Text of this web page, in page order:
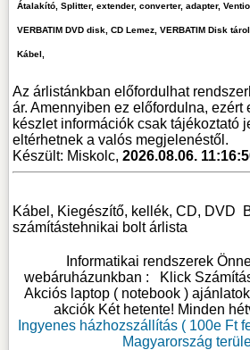
Átalakító, Splitter, extender, converter, adapter,
VERBATIM DVD disk, CD Lemez, VERBATIM Disk
Kábel,
Az árlistánkban előfordulhat
ár. Amennyiben ez előfordulna, ezért
készlet információk csak tájékoztató
eltérhetnek a valós megjelenéstől.
Készült: Miskolc,2026.08.06.
Kábel, Kiegészítő, kellék, CD, DVD
számítástehnikai bolt árlista
Informatikai rendszerek
webáruházunkban : Klick
Akciós laptop ( notebook )
akciók Két hetente! Minden
Ingyenes házhozszállítás ( 100e Ft
Magyarország